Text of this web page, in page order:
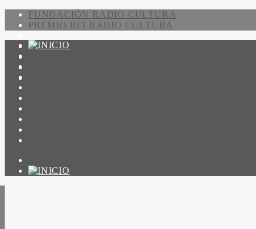
FUNDACIÓN RADIO CULTURA
PREMIO RFI-RADIO CULTURA